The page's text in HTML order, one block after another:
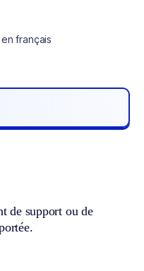
français
de support ou de